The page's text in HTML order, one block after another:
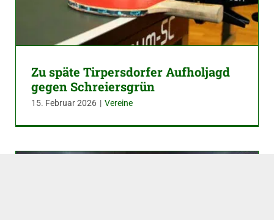
Zu späte Tirpersdorfer Aufholjagd
gegen Schreiersgrün
15. Februar 2026 | Vereine